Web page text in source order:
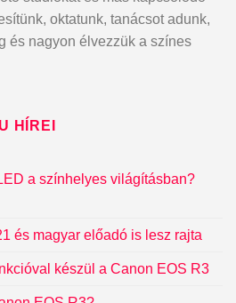
oktatunk, tanácsot adunk,
és nagyon élvezzük a színes
HÍREI
a színhelyes világításban?
és magyar előadó is lesz rajta
készül a Canon EOS R3